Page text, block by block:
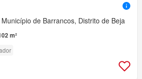
de Barrancos, Distrito de Beja
m²